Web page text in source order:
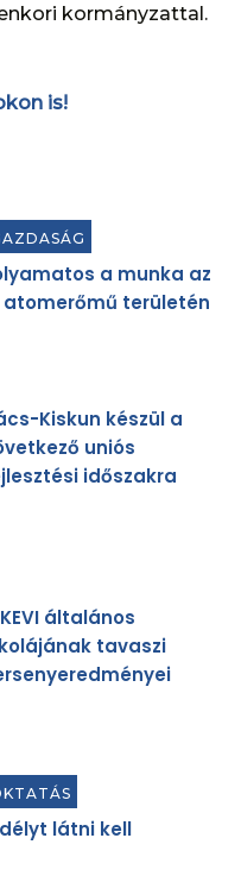
kormányzattal.
is!
a munka az
atomerőmű területén
Kiskun készül a
uniós
időszakra
általános
tavaszi
látni kell